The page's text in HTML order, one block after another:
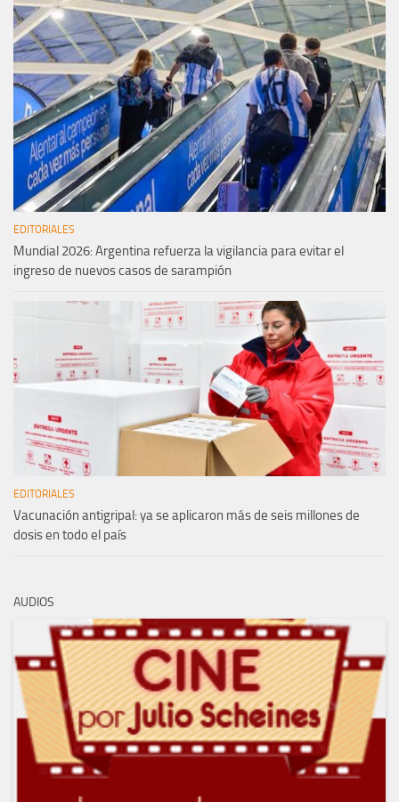
EDITORIALES
Mundial 2026: Argentina refuerza la vigilancia para evitar el
ingreso de nuevos casos de sarampión
EDITORIALES
Vacunación antigripal: ya se aplicaron más de seis millones de
dosis en todo el país
AUDIOS